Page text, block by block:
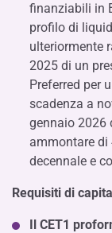
finanziabili in
profilo di
ulteriormente
2025 di un
Preferred per
scadenza a
gennaio 2026
ammontare di
decennale e
Requisiti di
Il CET1